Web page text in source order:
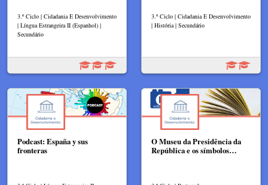
3.º Ciclo | Cidadania E Desenvolvimento
| Língua Estrangeira II (Espanhol) |
Secundário
3.º Ciclo | Cidadania E Desenvolvimento
| História | Secundário
Podcast: España y sus
fronteras
O Museu da Presidência da
República e os símbolos…